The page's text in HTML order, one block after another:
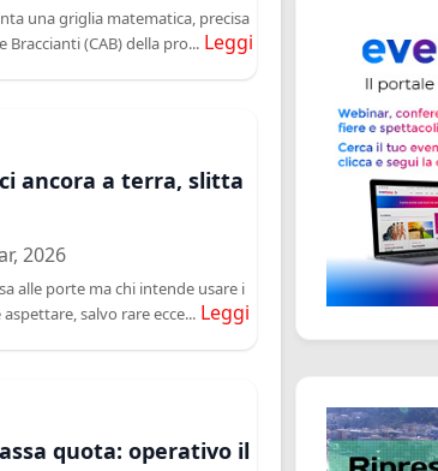
una griglia matematica, precisa
(CAB) della pro... Leggi
ancora a terra, slitta
2026
alle porte ma chi intende usare i
salvo rare ecce... Leggi
quota: operativo il